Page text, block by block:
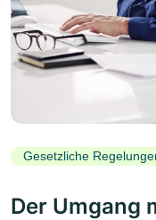
Gesetzliche
Der Umgang